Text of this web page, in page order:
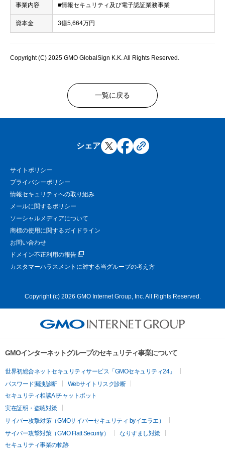
事業内容 ■情報セキュリティ及び電子認証業務事業
資本金 3億5,664万円
Copyright (C) 2025 GMO GlobalSign K.K. All Rights Reserved.
一覧に戻る
シェア
サイトポリシー
プライバシーポリシー
情報セキュリティへの取り組み
メールに関するポリシー
ソーシャルメディアについて
商標の使用に関するガイドライン
お問い合わせ
ドメイン不正利用の報告
カスタマーハラスメントに対する当グループの考え方
Copyright (c) 2026 GMO Internet Group, Inc. All Rights Reserved.
GMOインターネットグループのセキュリティ事業について
世界初総合ネットセキュリティサービス「GMOセキュリティ24」
パスワード漏洩診断
Webサイトリスク診断
セキュリティ相談AIチャットボット
実在証明・盗聴対策
サイバー攻撃対策（GMOサイバーセキュリティ byイエラエ）
サイバー攻撃対策（GMO Flatt Security）
なりすまし対策
セキュリティ事業の軌跡